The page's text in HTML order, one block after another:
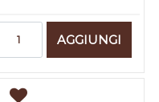
AGGIUNGI